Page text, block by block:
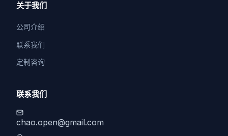
关于我们
公司介绍
联系我们
定制咨询
联系我们
chao.open@gmail.com